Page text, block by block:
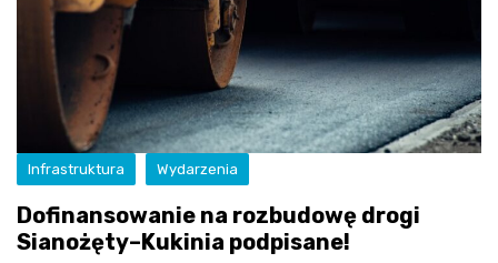
Infrastruktura Wydarzenia
Dofinansowanie na rozbudowę drogi
Sianożęty–Kukinia podpisane!